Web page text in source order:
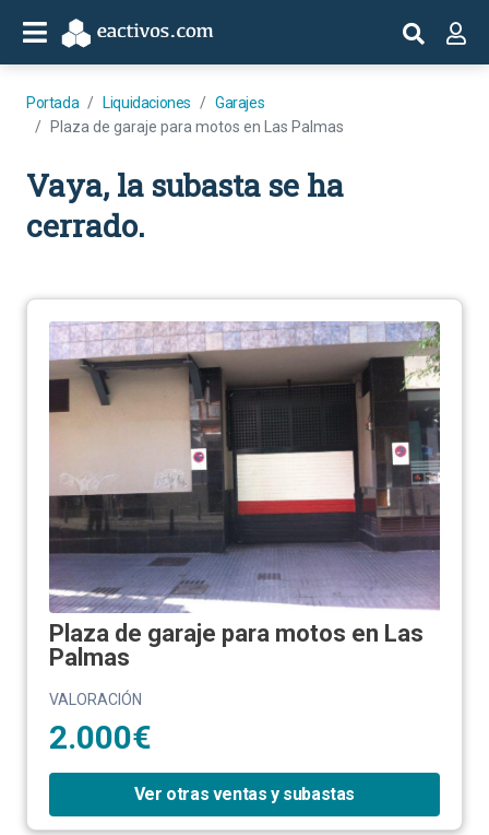
Portada Liquidaciones
Garajes
Plaza de garaje para motos en Las Palmas
Vaya, la subasta se ha
cerrado.
Plaza de garaje para motos en Las
Palmas
VALORACIÓN
2.000€
Ver otras ventas y subastas